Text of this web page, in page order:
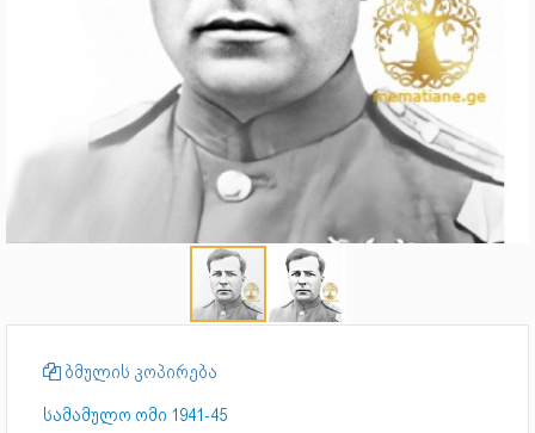
ბმულის კოპირება
სამამულო ომი 1941-45